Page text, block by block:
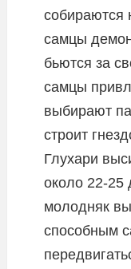
собираются
самцы
бьются за
самцы
выбирают
строит
Глухари
около 22-25
молодняк
способным